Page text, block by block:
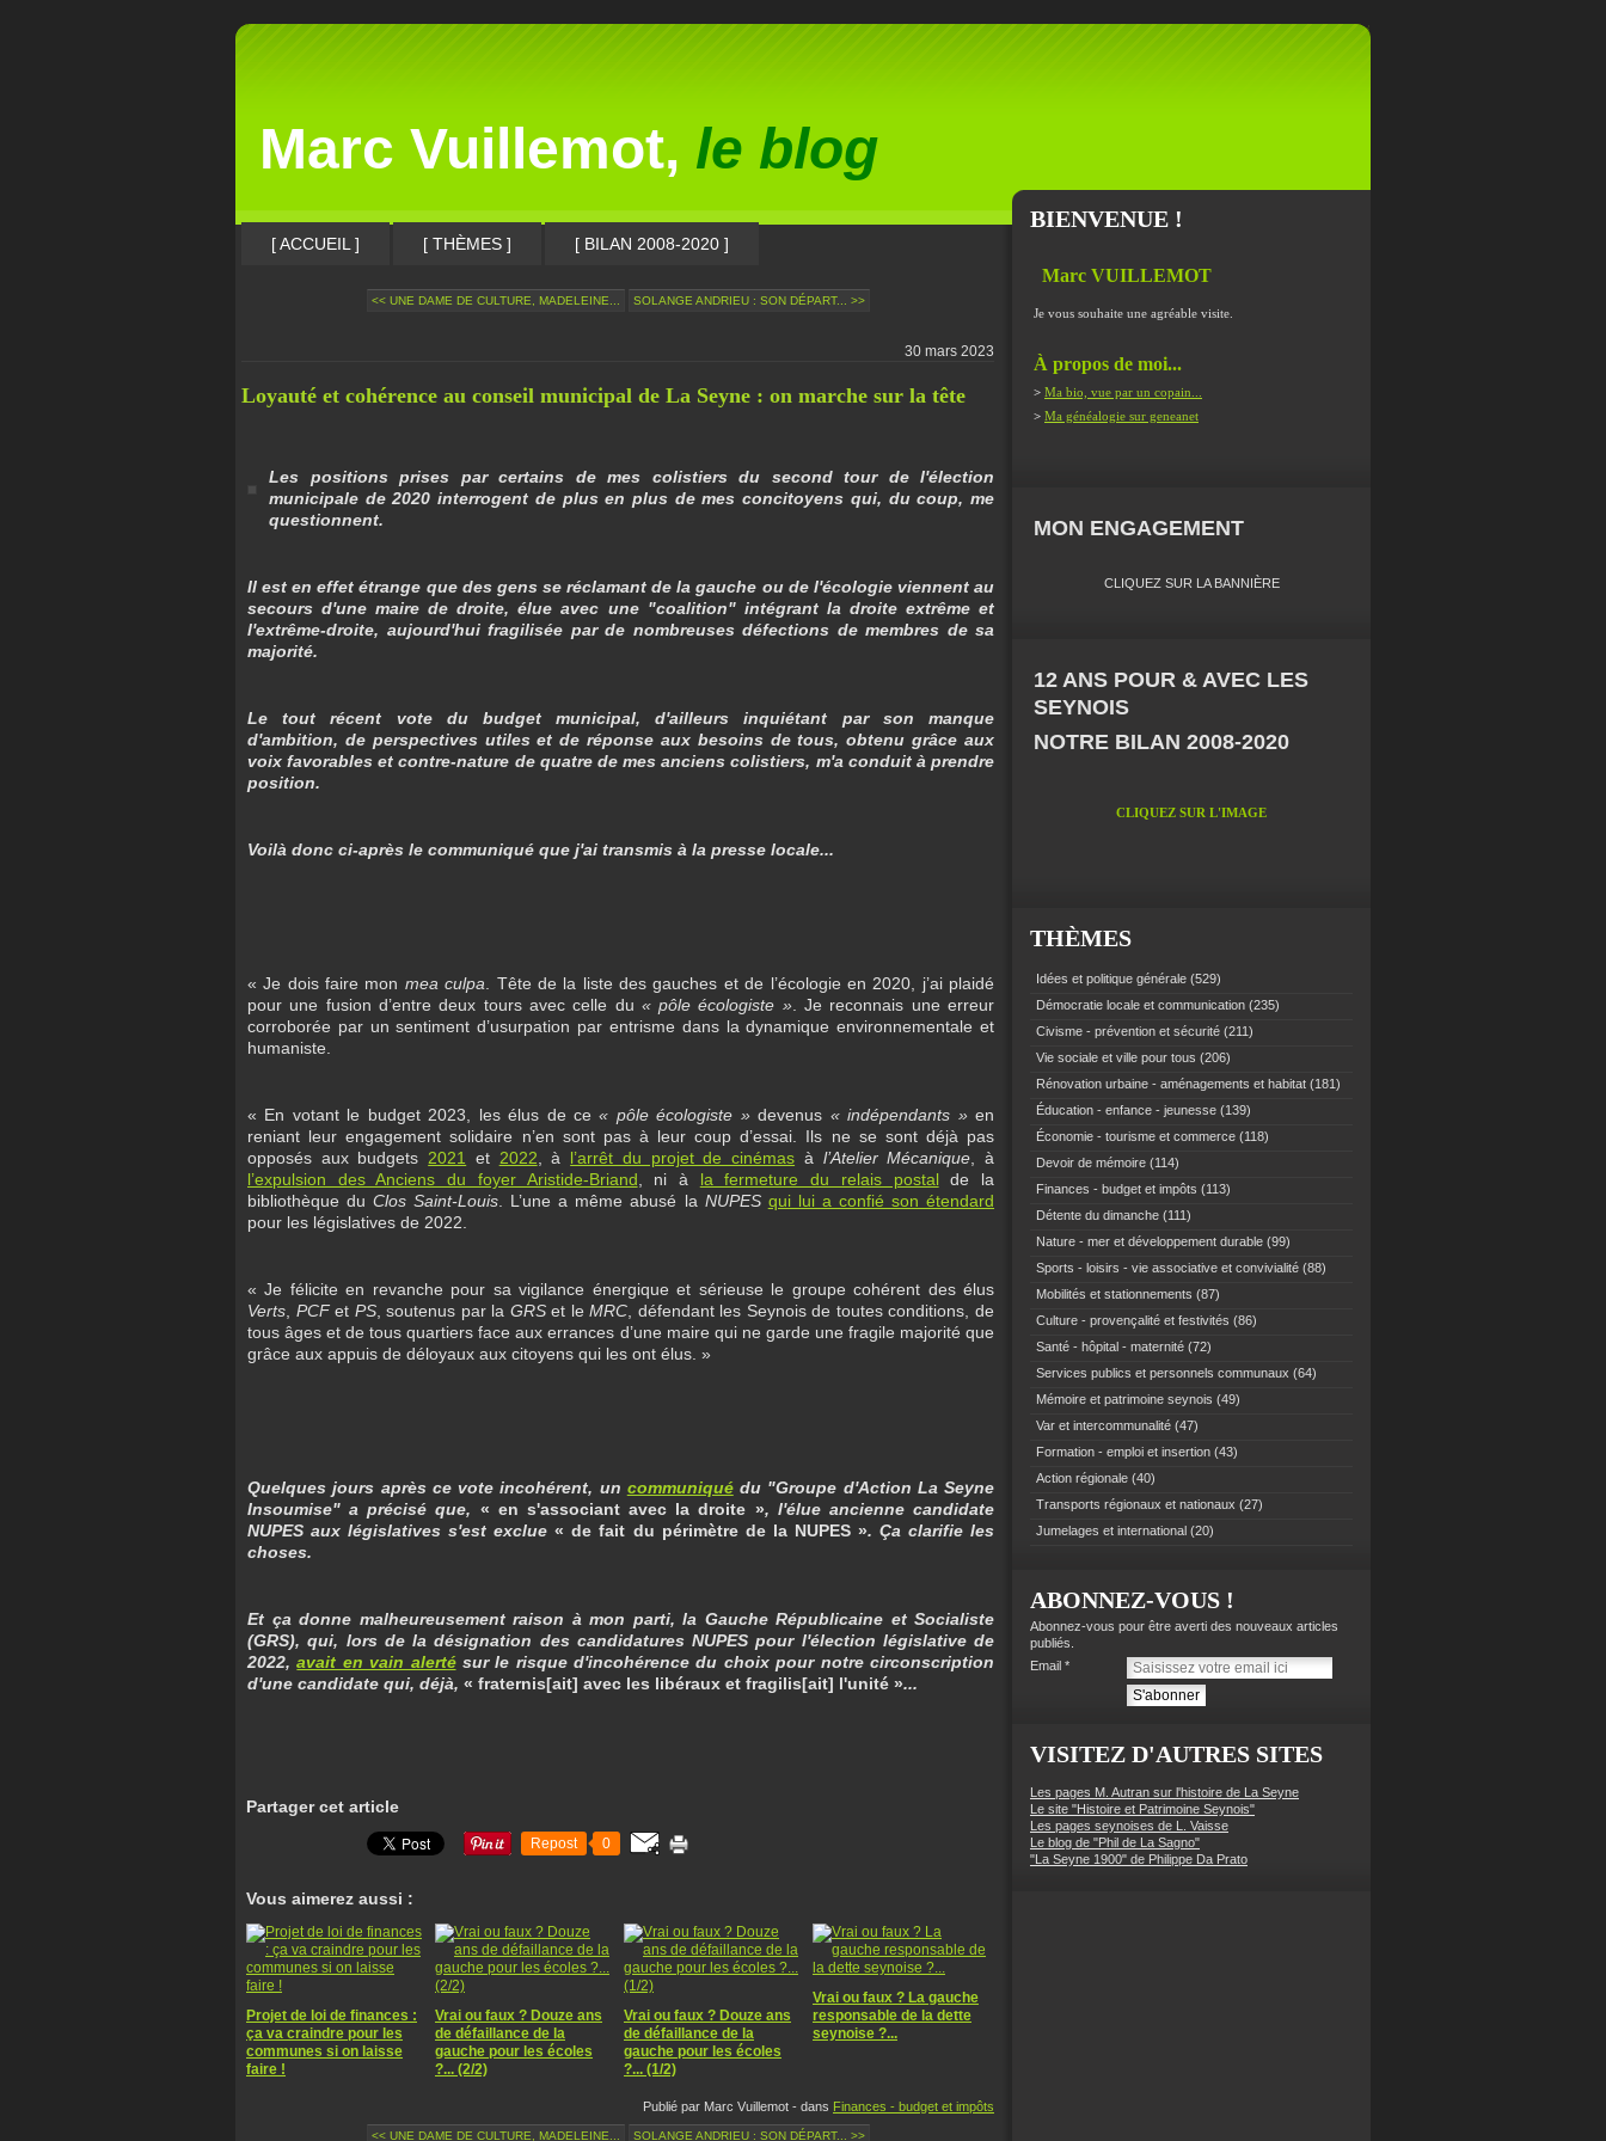
Marc Vuillemot, le blog
[ ACCUEIL ] [ THÈMES ] [ BILAN 2008-2020 ]
<< UNE DAME DE CULTURE, MADELEINE... SOLANGE ANDRIEU : SON DÉPART... >>
30 mars 2023
Loyauté et cohérence au conseil municipal de La Seyne : on marche sur la tête
Les positions prises par certains de mes colistiers du second tour de l'élection
municipale de 2020 interrogent de plus en plus de mes concitoyens qui, du coup, me
questionnent.
Il est en effet étrange que des gens se réclamant de la gauche ou de l'écologie viennent au
secours d'une maire de droite, élue avec une "coalition" intégrant la droite extrême et
l'extrême-droite, aujourd'hui fragilisée par de nombreuses défections de membres de sa
majorité.
Le tout récent vote du budgetmunicipal, d'ailleurs inquiétant par son manque
d'ambition, de perspectives utiles et de réponse aux besoins de tous, obtenu grâce aux
voix favorables et contre-nature de quatre de mes anciens colistiers, m'a conduit à prendre
position.
Voilà donc ci-après le communiqué que j'ai transmis à la presse locale...
« Je dois faire mon mea culpa . Tête de la liste des gauches et de l’écologie en 2020, j’ai plaidé
pour une fusion d’entre deux tours avec celle du « pôle écologiste ». Je reconnais une erreur
corroborée par un sentiment d’usurpation par entrisme dans la dynamique environnementale et
humaniste.
« En votant le budget 2023, les élus de ce« pôle écologiste »devenus « indépendants »en
reniant leur engagement solidaire n’en sont pas à leur coup d’essai. Ils ne se sont déjà pas
opposés aux budgets 2021 et 2022 , à l’arrêt du projet de cinémas à l’Atelier Mécanique , à
l’expulsion des Anciens du foyer Aristide-Briand , ni à la fermeture du relais postalde la
bibliothèque duClos Saint-Louis . L’une a même abusé la NUPES qui lui a confié son étendard
pour les législatives de 2022.
« Je félicite en revanche pour sa vigilance énergique et sérieuse le groupe cohérent des élus
Verts PCFet PS, soutenus par la GRSet leMRC , défendant les Seynois de toutes conditions, de
tous âges et de tous quartiers face aux errances d’une maire qui ne garde une fragile majorité que
grâce aux appuis de déloyaux aux citoyens qui les ont élus. »
Quelques jours après ce vote incohérent, un communiquédu "Groupe d'Action La Seyne
Insoumise" a précisé que, « en s'associant avec la droite », l'élue ancienne candidate
NUPES aux législatives s'est exclue« de fait du périmètre de la NUPES ». Ça clarifie les
choses.
Et ça donne malheureusement raison à mon parti, la Gauche Républicaine et Socialiste
(GRS), qui, lors de la désignation des candidatures NUPES pour l'élection législative de
2022,avait en vain alertésur le risque d'incohérence du choix pour notre circonscription
d'une candidate qui, déjà, « fraternis[ait] avec les libéraux et fragilis[ait] l'unité »...
Partager cet article
Repost 0
Vous aimerez aussi :
Projet de loi de finances :
ça va craindre pour les
communes si on laisse
faire !
Vrai ou faux ? Douze ans
de défaillance de la
gauche pour les écoles
?... (2/2)
Vrai ou faux ? Douze ans
de défaillance de la
gauche pour les écoles
?... (1/2)
Vrai ou faux ? La gauche
responsable de la dette
seynoise ?...
Publié par Marc Vuillemot - dans Finances - budget et impôts
<< UNE DAME DE CULTURE, MADELEINE... SOLANGE ANDRIEU : SON DÉPART... >>
BIENVENUE !
Marc VUILLEMOT
Je vous souhaite une agréable visite.
À propos de moi...
> Ma bio, vue par un copain...
> Ma généalogie sur geneanet
MON ENGAGEMENT
CLIQUEZ SUR LA BANNIÈRE
12 ANS POUR & AVEC LES
SEYNOIS
NOTRE BILAN 2008-2020
CLIQUEZ SUR L'IMAGE
THÈMES
Idées et politique générale (529)
Démocratie locale et communication (235)
Civisme - prévention et sécurité (211)
Vie sociale et ville pour tous (206)
Rénovation urbaine - aménagements et habitat (181)
Éducation - enfance - jeunesse (139)
Économie - tourisme et commerce (118)
Devoir de mémoire (114)
Finances - budget et impôts (113)
Détente du dimanche (111)
Nature - mer et développement durable (99)
Sports - loisirs - vie associative et convivialité (88)
Mobilités et stationnements (87)
Culture - provençalité et festivités (86)
Santé - hôpital - maternité (72)
Services publics et personnels communaux (64)
Mémoire et patrimoine seynois (49)
Var et intercommunalité (47)
Formation - emploi et insertion (43)
Action régionale (40)
Transports régionaux et nationaux (27)
Jumelages et international (20)
ABONNEZ-VOUS !
Abonnez-vous pour être averti des nouveaux articles
publiés.
Email
VISITEZ D'AUTRES SITES
Les pages M. Autran sur l'histoire de La Seyne
Le site "Histoire et Patrimoine Seynois"
Les pages seynoises de L. Vaisse
Le blog de "Phil de La Sagno"
"La Seyne 1900" de Philippe Da Prato